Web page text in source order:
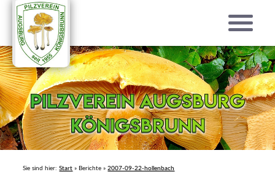
Pilzverein Augsburg
Königsbrunn
Pilzverein Augsburg
Königsbrunn
Sie sind hier:Start » Berichte »2007-09-22-hollenbach